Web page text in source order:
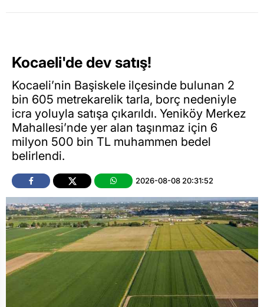
Kocaeli'de dev satış!
Kocaeli’nin Başiskele ilçesinde bulunan 2
bin 605 metrekarelik tarla, borç nedeniyle
icra yoluyla satışa çıkarıldı. Yeniköy Merkez
Mahallesi’nde yer alan taşınmaz için 6
milyon 500 bin TL muhammen bedel
belirlendi.
2026-08-08 20:31:52